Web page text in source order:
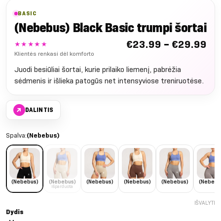
BASIC
(Nebebus) Black Basic trumpi šortai
★★★★★
Klientės renkasi dėl komforto
€23.99 – €29.99
Juodi besiūliai šortai, kurie prilaiko liemenį, pabrėžia
sėdmenis ir išlieka patogūs net intensyviose treniruotėse.
↗ DALINTIS
Spalva:(Nebebus)
(Nebebus) (Nebebus)
Išparduota
(Nebebus) (Nebebus) (Nebebus)
Dydis
IŠVALYTI